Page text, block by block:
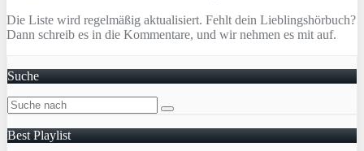
Die Liste wird regelmäßig aktualisiert. Fehlt dein Lieblingshörbuch?
Dann schreib es in die Kommentare, und wir nehmen es mit auf.
Suche
Best Playlist